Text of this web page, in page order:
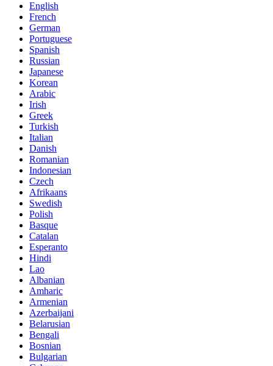
English
French
German
Portuguese
Spanish
Russian
Japanese
Korean
Arabic
Irish
Greek
Turkish
Italian
Danish
Romanian
Indonesian
Czech
Afrikaans
Swedish
Polish
Basque
Catalan
Esperanto
Hindi
Lao
Albanian
Amharic
Armenian
Azerbaijani
Belarusian
Bengali
Bosnian
Bulgarian